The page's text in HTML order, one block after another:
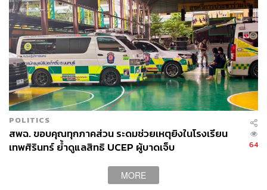
POLITICS
สพฉ. ขอบคุณทุกภาคส่วน ระดมช่วยเหตุยิงในโรงเรียน
เทพศิรินทร์ ย้ำดูแลสิทธิ UCEP ผู้บาดเจ็บ
64
MORE